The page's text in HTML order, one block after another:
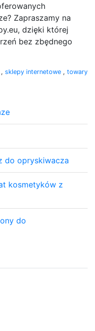
Zapraszamy na
dzięki której
bez zbędnego
, sklepy internetowe , towary
do opryskiwacza
kosmetyków z
do